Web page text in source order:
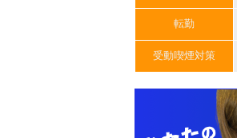
転勤
受動喫煙対策